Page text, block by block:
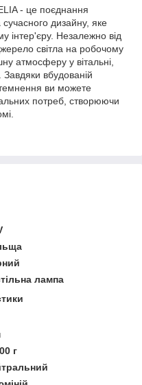
- це поєднання
сучасного дизайну, яке
інтер'єру. Незалежно від
світла на робочому
атмосферу у вітальні,
вбудованій
ви можете
потреб, створюючи
лампа
г